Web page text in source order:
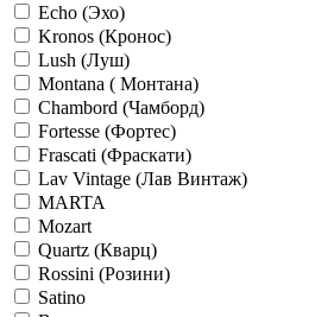
Echo (Эхо)
Kronos (Кронос)
Lush (Луш)
Montana ( Монтана)
Chambord (Чамборд)
Fortesse (Фортес)
Frascati (Фраскати)
Lav Vintage (Лав Винтаж)
MARTA
Mozart
Quartz (Кварц)
Rossini (Розини)
Satino